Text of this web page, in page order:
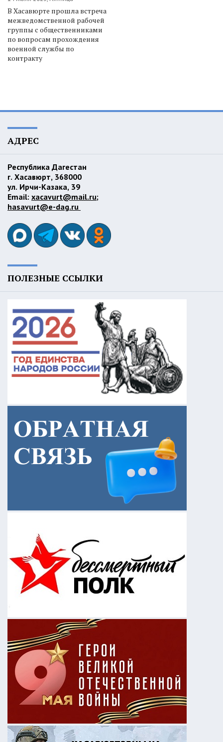
В Хасавюрте прошла встреча
межведомственной рабочей
группы с общественниками
по вопросам прохождения
военной службы по
контракту
АДРЕС
Республика Дагестан
г. Хасавюрт, 368000
ул. Ирчи-Казака, 39
Email: xacavurt@mail.ru;
hasavurt@e-dag.ru
ПОЛЕЗНЫЕ ССЫЛКИ